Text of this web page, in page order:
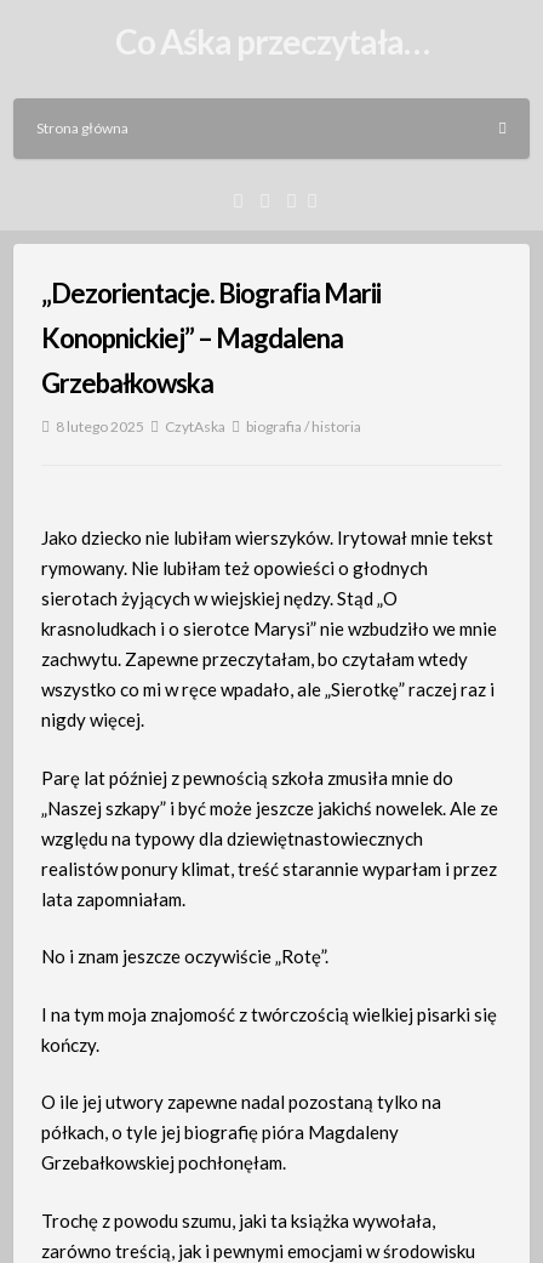
Co Aśka przeczytała…
Strona główna
„Dezorientacje. Biografia Marii
Konopnickiej” – Magdalena
Grzebałkowska
8 lutego 2025 CzytAska biografia /historia
Jako dziecko nie lubiłam wierszyków. Irytował mnie tekst
rymowany. Nie lubiłam też opowieści o głodnych
sierotach żyjących w wiejskiej nędzy. Stąd „O
krasnoludkach i o sierotce Marysi” nie wzbudziło we mnie
zachwytu. Zapewne przeczytałam, bo czytałam wtedy
wszystko co mi w ręce wpadało, ale „Sierotkę” raczej raz i
nigdy więcej.
Parę lat później z pewnością szkoła zmusiła mnie do
„Naszej szkapy” i być może jeszcze jakichś nowelek. Ale ze
względu na typowy dla dziewiętnastowiecznych
realistów ponury klimat, treść starannie wyparłam i przez
lata zapomniałam.
No i znam jeszcze oczywiście „Rotę”.
I na tym moja znajomość z twórczością wielkiej pisarki się
kończy.
O ile jej utwory zapewne nadal pozostaną tylko na
półkach, o tyle jej biografię pióra Magdaleny
Grzebałkowskiej pochłonęłam.
Trochę z powodu szumu, jaki ta książka wywołała,
zarówno treścią, jak i pewnymi emocjami w środowisku